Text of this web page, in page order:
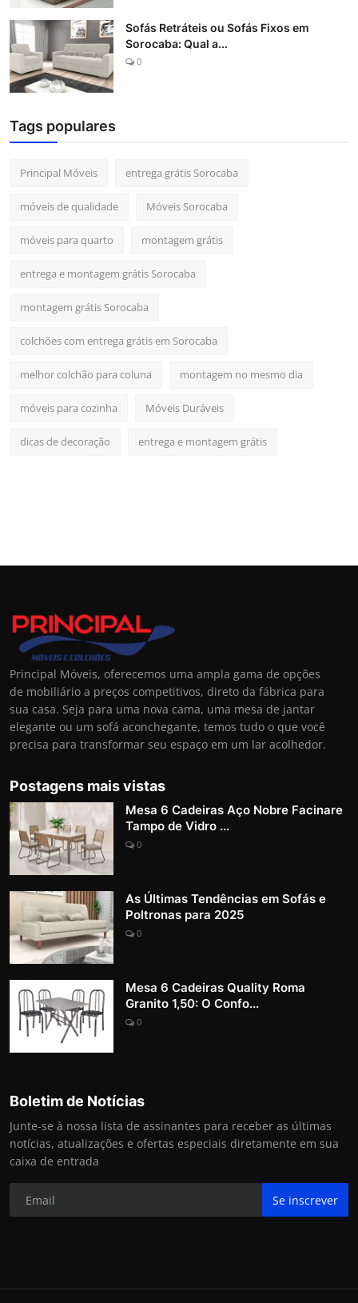
Sofás Retráteis ou Sofás Fixos em
Sorocaba: Qual a...
0
Tags populares
Principal Móveis entrega grátis Sorocaba
móveis de qualidade Móveis Sorocaba
móveis para quarto montagem grátis
entrega e montagem grátis Sorocaba
montagem grátis Sorocaba
colchões com entrega grátis em Sorocaba
melhor colchão para coluna montagem no mesmo dia
móveis para cozinha Móveis Duráveis
dicas de decoração entrega e montagem grátis
Principal Móveis, oferecemos uma ampla gama de opções
de mobiliário a preços competitivos, direto da fábrica para
sua casa. Seja para uma nova cama, uma mesa de jantar
elegante ou um sofá aconchegante, temos tudo o que você
precisa para transformar seu espaço em um lar acolhedor.
Postagens mais vistas
Mesa 6 Cadeiras Aço Nobre Facinare
Tampo de Vidro ...
0
As Últimas Tendências em Sofás e
Poltronas para 2025
0
Mesa 6 Cadeiras Quality Roma
Granito 1,50: O Confo...
0
Boletim de Notícias
Junte-se à nossa lista de assinantes para receber as últimas
notícias, atualizações e ofertas especiais diretamente em sua
caixa de entrada
Se inscrever